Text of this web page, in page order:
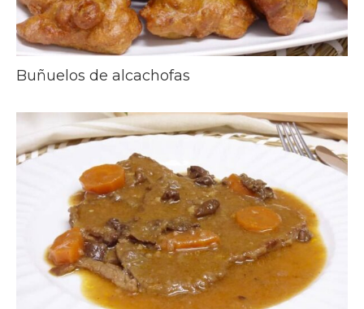
Buñuelos de alcachofas